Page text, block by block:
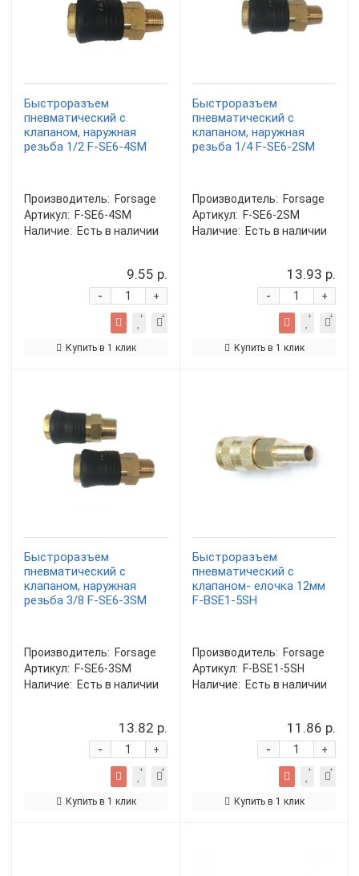
Быстроразъем
пневматический с
клапаном, наружная
резьба 1/2 F-SE6-4SM
Производитель: Forsage
Артикул: F-SE6-4SM
Наличие: Есть в наличии
9.55 р.
+
-
Купить в 1 клик
Быстроразъем
пневматический с
клапаном, наружная
резьба 1/4 F-SE6-2SM
Производитель: Forsage
Артикул: F-SE6-2SM
Наличие: Есть в наличии
13.93 р.
+
-
Купить в 1 клик
Быстроразъем
пневматический с
клапаном, наружная
резьба 3/8 F-SE6-3SM
Производитель: Forsage
Артикул: F-SE6-3SM
Наличие: Есть в наличии
13.82 р.
+
-
Купить в 1 клик
Быстроразъем
пневматический с
клапаном- елочка 12мм
F-BSE1-5SH
Производитель: Forsage
Артикул: F-BSE1-5SH
Наличие: Есть в наличии
11.86 р.
+
-
Купить в 1 клик